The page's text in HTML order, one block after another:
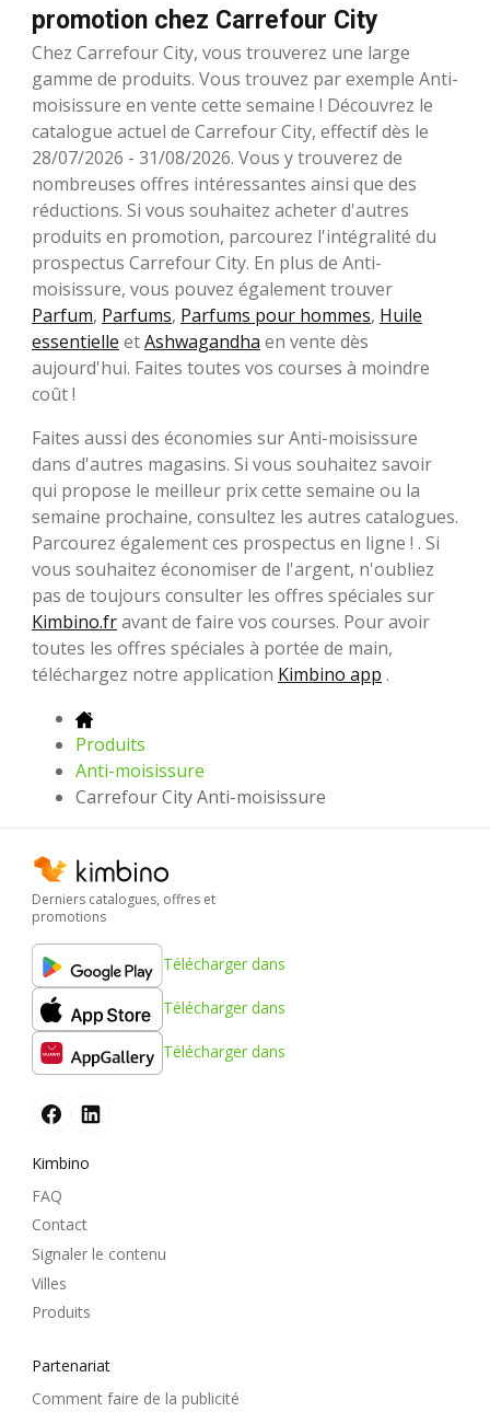
promotion chez Carrefour City
Chez Carrefour City, vous trouverez une large
gamme de produits. Vous trouvez par exemple Anti-
moisissure en vente cette semaine ! Découvrez le
catalogue actuel de Carrefour City, effectif dès le
28/07/2026 - 31/08/2026. Vous y trouverez de
nombreuses offres intéressantes ainsi que des
réductions. Si vous souhaitez acheter d'autres
produits en promotion, parcourez l'intégralité du
prospectus Carrefour City. En plus de Anti-
moisissure, vous pouvez également trouver
Parfum, Parfums, Parfums pour hommes, Huile
essentielle etAshwagandha en vente dès
aujourd'hui. Faites toutes vos courses à moindre
coût !
Faites aussi des économies sur Anti-moisissure
dans d'autres magasins. Si vous souhaitez savoir
qui propose le meilleur prix cette semaine ou la
semaine prochaine, consultez les autres catalogues.
Parcourez également ces prospectus en ligne ! . Si
vous souhaitez économiser de l'argent, n'oubliez
pas de toujours consulter les offres spéciales sur
Kimbino.fravant de faire vos courses. Pour avoir
toutes les offres spéciales à portée de main,
téléchargez notre application Kimbino app .
Produits
Anti-moisissure
Carrefour City Anti-moisissure
Derniers catalogues, offres et
promotions
Télécharger dans
Télécharger dans
Télécharger dans
Kimbino
FAQ
Contact
Signaler le contenu
Villes
Produits
Partenariat
Comment faire de la publicité